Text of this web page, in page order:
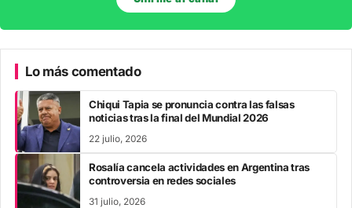
Lo más comentado
Chiqui Tapia se pronuncia contra las falsas
noticias tras la final del Mundial 2026
22 julio, 2026
Rosalía cancela actividades en Argentina tras
controversia en redes sociales
31 julio, 2026